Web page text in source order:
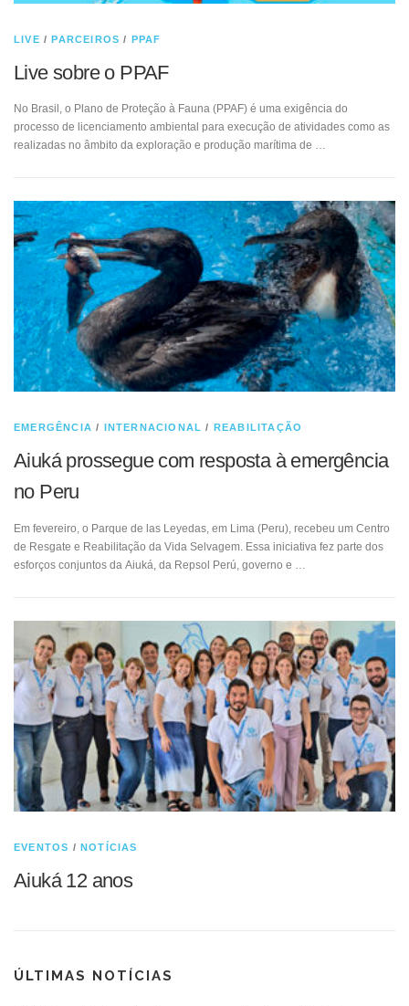
LIVE / PARCEIROS / PPAF
Live sobre o PPAF
No Brasil, o Plano de Proteção à Fauna (PPAF) é uma exigência do
processo de licenciamento ambiental para execução de atividades como as
realizadas no âmbito da exploração e produção marítima de …
EMERGÊNCIA / INTERNACIONAL / REABILITAÇÃO
Aiuká prossegue com resposta à emergência
no Peru
Em fevereiro, o Parque de las Leyedas, em Lima (Peru), recebeu um Centro
de Resgate e Reabilitação da Vida Selvagem. Essa iniciativa fez parte dos
esforços conjuntos da Aiuká, da Repsol Perú, governo e …
EVENTOS /NOTÍCIAS
Aiuká 12 anos
ÚLTIMAS NOTÍCIAS